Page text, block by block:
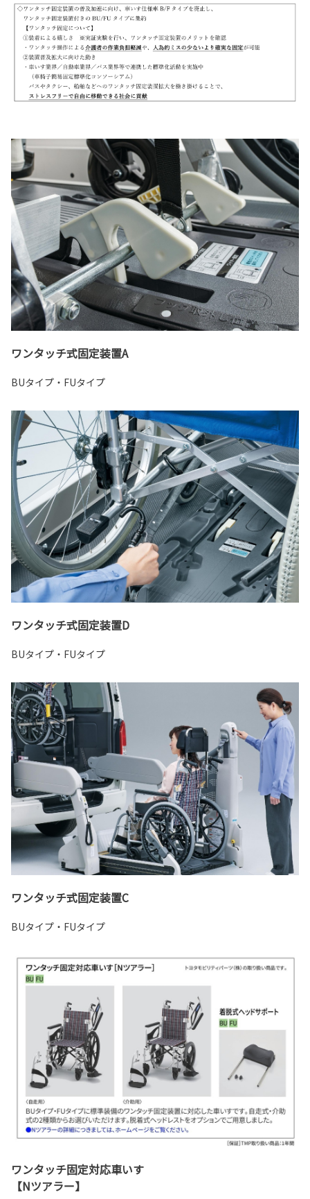
ワンタッチ式固定装置A
BUタイプ・FUタイプ
ワンタッチ式固定装置D
BUタイプ・FUタイプ
ワンタッチ式固定装置C
BUタイプ・FUタイプ
ワンタッチ固定対応車いす
【Nツアラー】